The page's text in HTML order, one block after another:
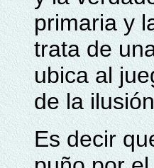
primaria y
trata de
ubica al
de la
Es decir